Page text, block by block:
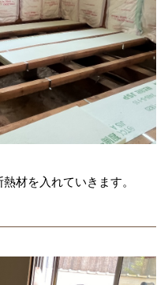
材を入れていきます。